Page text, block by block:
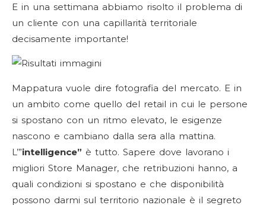
E in una settimana abbiamo risolto il problema di
un cliente con una capillarità territoriale
decisamente importante!
Mappatura vuole dire fotografia del mercato. E in
un ambito come quello del retail in cui le persone
si spostano con un ritmo elevato, le esigenze
nascono e cambiano dalla sera alla mattina.
L’”intelligence” è tutto. Sapere dove lavorano i
migliori Store Manager, che retribuzioni hanno, a
quali condizioni si spostano e che disponibilità
possono darmi sul territorio nazionale è il segreto